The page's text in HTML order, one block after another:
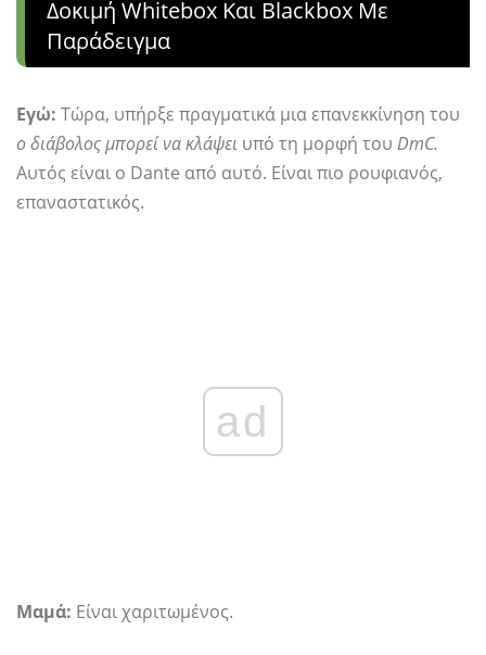
Δοκιμή Whitebox Και Blackbox Με
Παράδειγμα
Εγώ: Τώρα, υπήρξε πραγματικά μια επανεκκίνηση του
ο διάβολος μπορεί να κλάψει υπό τη μορφή του DmC.
Αυτός είναι ο Dante από αυτό. Είναι πιο ρουφιανός,
επαναστατικός.
ad
Μαμά: Είναι χαριτωμένος.